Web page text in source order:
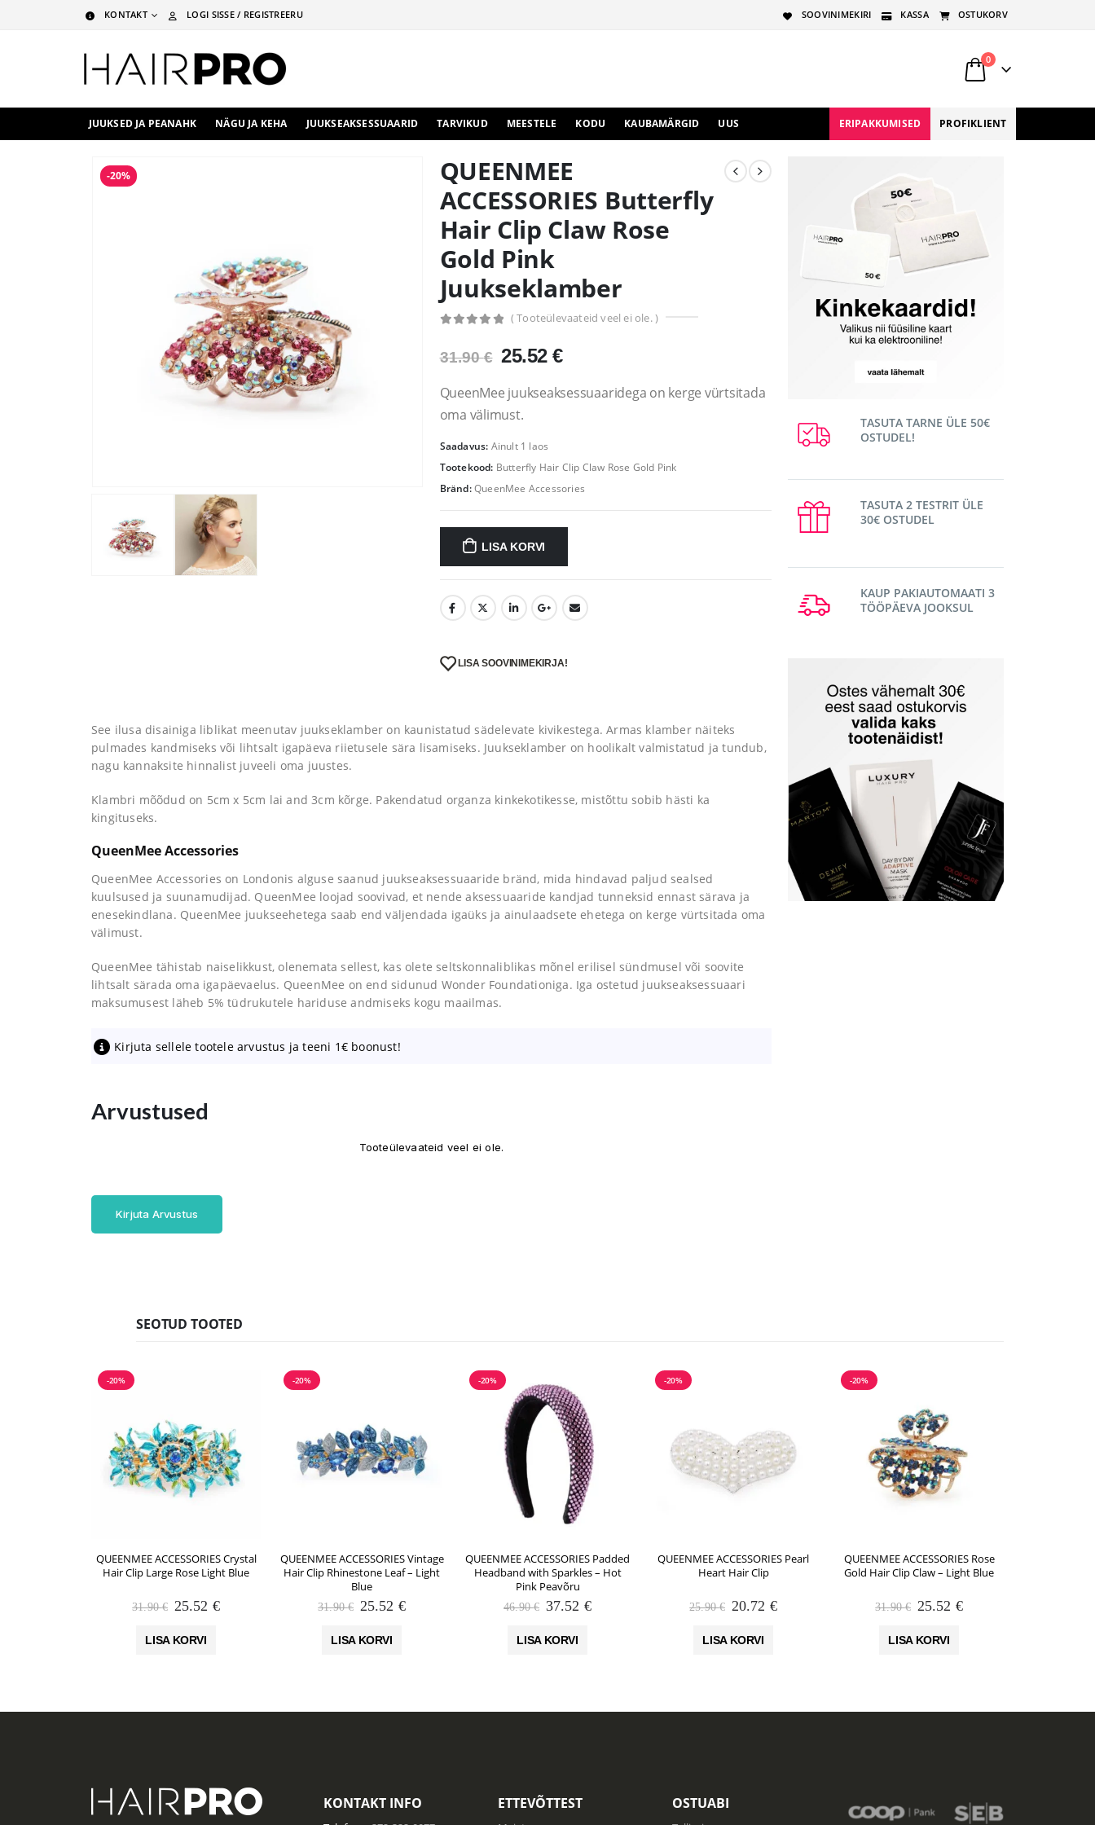
KONTAKT LOGI SISSE / REGISTREERU SOOVINIMEKIRI KASSA OSTUKORV
0
JUUKSED JA PEANAHK NÄGU JA KEHA JUUKSEAKSESSUAARID TARVIKUD MEESTELE KODU KAUBAMÄRGID UUS ERIPAKKUMISED PROFIKLIENT
-20%
QUEENMEE
ACCESSORIES Butterfly
Hair Clip Claw Rose
Gold Pink
Juukseklamber
( Tooteülevaateid veel ei ole. )
31.90€ Algne
oli:
31.90 €.
25.52€Praegune
on:
QueenMee juukseaksessuaaridega on kerge vürtsitada
oma välimust.
Saadavus: Ainult 1 laos
Tootekood: Butterfly Hair Clip Claw Rose Gold Pink
Bränd:QueenMee Accessories
LISA KORVI
LISA SOOVINIMEKIRJA!
See ilusa disainiga liblikat meenutav juukseklamber on kaunistatud sädelevate kivikestega. Armas klamber näiteks
pulmades kandmiseks või lihtsalt igapäeva riietusele sära lisamiseks. Juukseklamber on hoolikalt valmistatud ja tundub,
nagu kannaksite hinnalist juveeli oma juustes.
Klambri mõõdud on 5cm x 5cm lai and 3cm kõrge. Pakendatud organza kinkekotikesse, mistõttu sobib hästi ka
kingituseks.
QueenMee Accessories
QueenMee Accessories on Londonis alguse saanud juukseaksessuaaride bränd, mida hindavad paljud sealsed
kuulsused ja suunamudijad. QueenMee loojad soovivad, et nende aksessuaaride kandjad tunneksid ennast särava ja
enesekindlana. QueenMee juukseehetega saab end väljendada igaüks ja ainulaadsete ehetega on kerge vürtsitada oma
välimust.
QueenMee tähistab naiselikkust, olenemata sellest, kas olete seltskonnaliblikas mõnel erilisel sündmusel või soovite
lihtsalt särada oma igapäevaelus. QueenMee on end sidunud Wonder Foundationiga. Iga ostetud juukseaksessuaari
maksumusest läheb 5% tüdrukutele hariduse andmiseks kogu maailmas.
Kirjuta sellele tootele arvustus ja teeni 1€ boonust!
Arvustused
Tooteülevaateid veel ei ole.
Kirjuta Arvustus
TASUTA TARNE ÜLE 50€
OSTUDEL!
TASUTA 2 TESTRIT ÜLE
30€ OSTUDEL
KAUP PAKIAUTOMAATI 3
TÖÖPÄEVA JOOKSUL
SEOTUD TOOTED
-20%
QUEENMEE ACCESSORIES Crystal
Hair Clip Large Rose Light Blue
31.90€ Algne
oli:
31.90 €.
25.52 €Praegune
LISA KORVI
-20%
QUEENMEE ACCESSORIES Vintage
Hair Clip Rhinestone Leaf – Light
Blue
31.90€ Algne
oli:
31.90 €.
25.52 €Praegune
LISA KORVI
-20%
QUEENMEE ACCESSORIES Padded
Headband with Sparkles – Hot
Pink Peavõru
46.90€ Algne
oli:
46.90 €.
37.52 €Praegune
LISA KORVI
-20%
QUEENMEE ACCESSORIES Pearl
Heart Hair Clip
25.90€ Algne
oli:
25.90 €.
20.72 €Praegune
LISA KORVI
-20%
QUEENMEE ACCESSORIES Rose
Gold Hair Clip Claw – Light Blue
31.90€ Algne
oli:
31.90 €.
25.52 €Praegune
LISA KORVI
KONTAKT INFO ETTEVÕTTEST OSTUABI